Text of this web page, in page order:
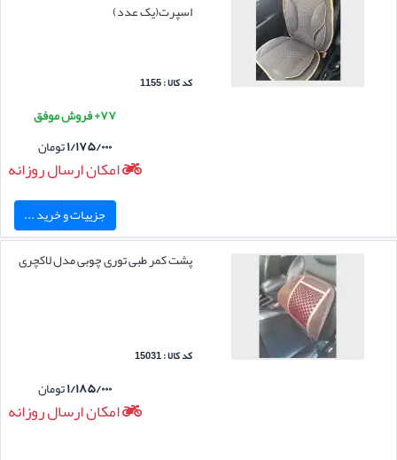
اسپرت(یک عدد)
کد کالا : 1155
۷۷+ فروش موفق
۱/۱۷۵/۰۰۰تومان
امکان ارسال روزانه
جزییات و خرید ...
پشت کمر طبی توری چوبی مدل لاکچری
کد کالا : 15031
۱/۱۸۵/۰۰۰تومان
امکان ارسال روزانه